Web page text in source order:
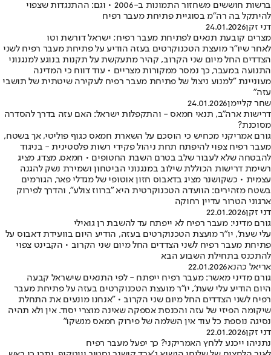
ברשות חוששים משחזור התמונות ב-2006 • וגם: ההתנגדות שצפוי
להיתקל בה רה"מ בסוגיית פתיחת מעבר רפיח
דני זקן24.01.2026
מצרים קובעת תנאים לפתיחת מעבר רפיח; ישראל דורשת וטו
לאחר שיו"ר מועצת הטכנוקרטים בעזה הודיע על פתיחת מעבר רפיח לשני
הצדדים החל מיום שני הקרוב, קהיר מתעקשת על תקנות בנוגע למנגנוני
התנועה במעבר, כך נמסר ממקורות מצריים • עוד דווח כי המדינה
מעוניינת "למנוע ניצול של פתיחת מעבר רפיח לעקירה שיטתית של תושבי
עזה"
שחר קליימן24.01.2026
דרישות ארה"ב, תנאי חמאס - והתקפלות ישראל: האם עזה בדרך להסדרה
מסוכנת?
גורם אמריקני מכחיש כי הוסכם על השארת חמאס כגוף פוליטי, אך בשטח,
מעבר רפיח צפוי להיפתח תחת ניהול פקידי רשות פלסטינית - בניגוד
להבטחה שלא לעבור שלב בטרם השבת החטופים • חמאס, מצדו, מציג
רשימת דרישות הכוללת שילוב במנגנוני הביטחון ושמירת נשק להגנה
עצמית • כשקושנר מציג בדאבוס חזון אוטופי של מגדלי פאר, הגורמים
בשטח מזהירים: הוועדה הטכנוקרטית היא "ברווז צולע", והדרך לפירוק
ארגוני הטרור עדיין רחוקה
דני זקן22.01.2026
גורם מדיני: מעבר רפיח לא ייפתח עד להשבת רן גואילי
עלי שעת', יו"ר מועצת הטכנוקרטים בעזה, הודיע היום בוועידת דאבוס על
פתיחת מעבר רפיח לשני הצדדים החל מיום שני הקרוב • הקבינט צפוי
להתכנס בתחילת השבוע הבא
אריאל כהנא22.01.2026
גורם מדיני מאשר: מעבר רפיח ייפתח - לפי התנאים שישראל קבעה
היום הודיע עלי שעת', יו"ר מועצת הטכנוקרטים בעזה על פתיחת מעבר
רפיח לשני הצדדים החל מיום שני הקרוב • "אנחנו מונעים את התחלת
שיקומה הפיזי של עזה והכנסת אספקה שאינה מוצרי יסוד. אין ולא תהיה
נסיגה נוספת כל עוד אין השלמה של פירוק חמאס מנשקו"
דני זקן22.01.2026
נתניהו ייכנע ללחץ האמריקני? כך יפעל מעבר רפיח